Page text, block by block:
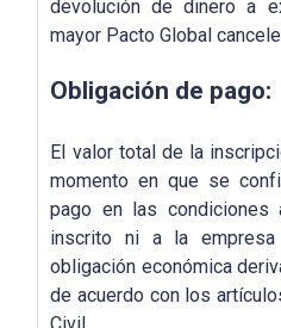
devolución de dinero a
mayor Pacto Global
Obligación de pago:
El valor total de la
momento en que se
pago en las condiciones
inscrito ni a la
obligación económica
de acuerdo con los